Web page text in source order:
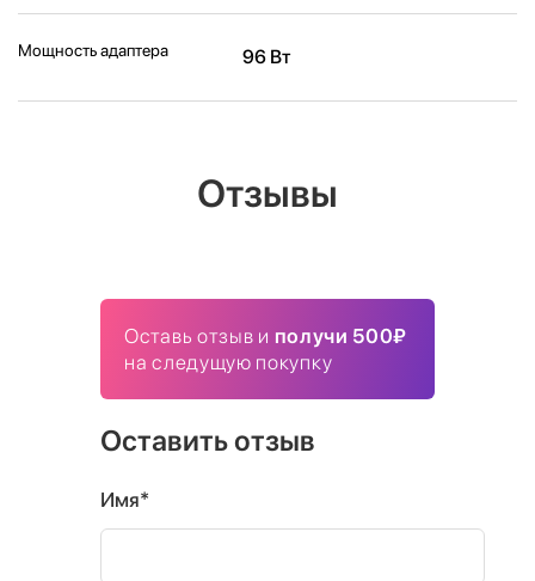
Мощность адаптера 96 Вт
Отзывы
Оставь отзыв и получи 500₽
на следущую покупку
Оставить отзыв
Имя*